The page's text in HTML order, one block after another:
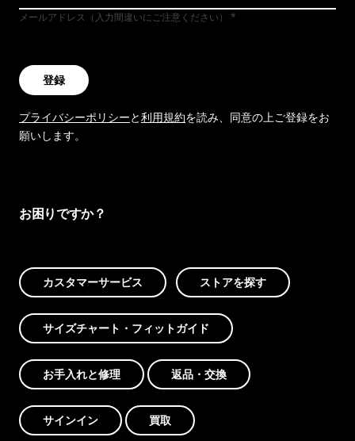
メールアドレス（入力間違いにご注意ください）
登録
プライバシーポリシーと利用規約を読み、同意の上ご登録をお
願いします。
お困りですか？
カスタマーサービス ストアを探す
サイズチャート・フィットガイド
お手入れと修理 返品・交換
サインイン 買取